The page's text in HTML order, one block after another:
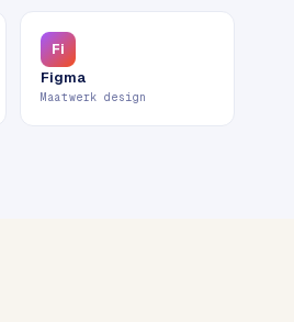
Fi
Figma
Maatwerk design